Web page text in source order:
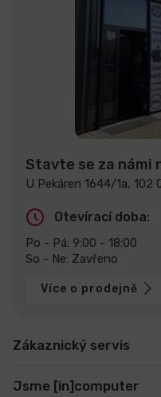
Stavte se za námi
U Pekáren 1644/1a, 102
Otevírací doba:
Po - Pá: 9:00 - 18:00
So - Ne: Zavřeno
Více o prodejně
Zákaznický servis
Jsme [in]computer